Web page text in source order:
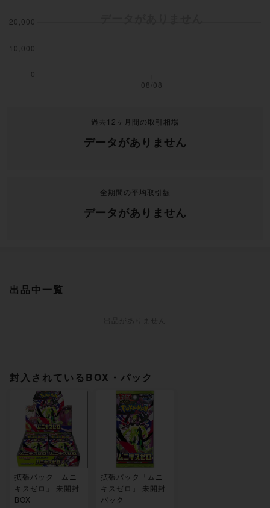
過去12ヶ月間の取引相場
データがありません
全期間の平均取引額
データがありません
出品中一覧
封入されているBOX・パック
拡張パック「ムニ
キスゼロ」 未開封
BOX
拡張パック「ムニ
キスゼロ」 未開封
パック